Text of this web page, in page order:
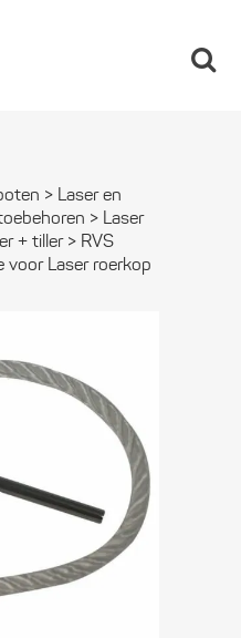
> Laser en
> Laser
+ tiller> RVS
voor Laser roerkop